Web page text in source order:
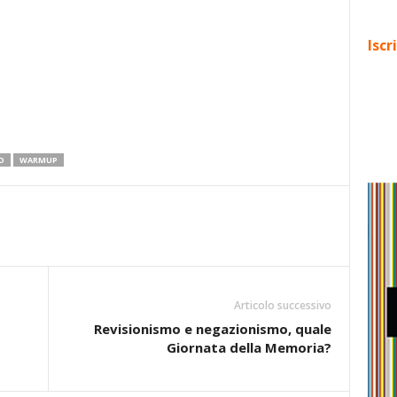
WARMUP
Articolo successivo
Revisionismo e negazionismo, quale
Giornata della Memoria?